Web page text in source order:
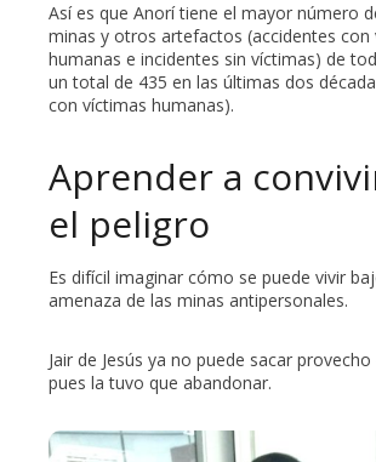
Así es que Anorí tiene el mayor número
minas y otros artefactos (accidentes con
humanas e incidentes sin víctimas) de
un total de 435 en las últimas dos
con víctimas humanas).
Aprender a
el peligro
Es difícil imaginar cómo se puede vivir
amenaza de las minas antipersonales.
Jair de Jesús ya no puede sacar
pues la tuvo que abandonar.